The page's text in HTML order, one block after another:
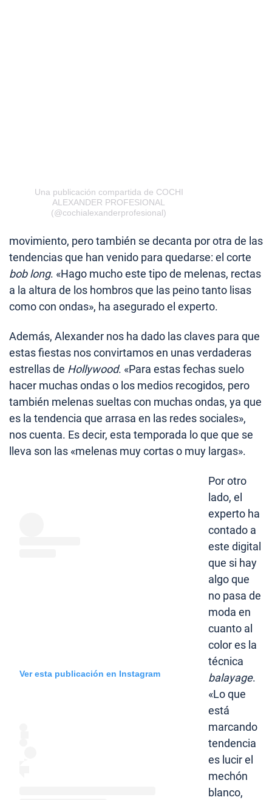
Una publicación compartida de COCHI
ALEXANDER PROFESIONAL
(@cochialexanderprofesional)
movimiento, pero también se decanta por otra de las
tendencias que han venido para quedarse: el corte
bob long. «Hago mucho este tipo de melenas, rectas
a la altura de los hombros que las peino tanto lisas
como con ondas», ha asegurado el experto.
Además, Alexander nos ha dado las claves para que
estas fiestas nos convirtamos en unas verdaderas
estrellas de Hollywood. «Para estas fechas suelo
hacer muchas ondas o los medios recogidos, pero
también melenas sueltas con muchas ondas, ya que
es la tendencia que arrasa en las redes sociales»,
nos cuenta. Es decir, esta temporada lo que que se
lleva son las «melenas muy cortas o muy largas».
Ver esta publicación en Instagram
Por otro
lado, el
experto ha
contado a
este digital
que si hay
algo que
no pasa de
moda en
cuanto al
color es la
técnica
balayage.
«Lo que
está
marcando
tendencia
es lucir el
mechón
blanco,